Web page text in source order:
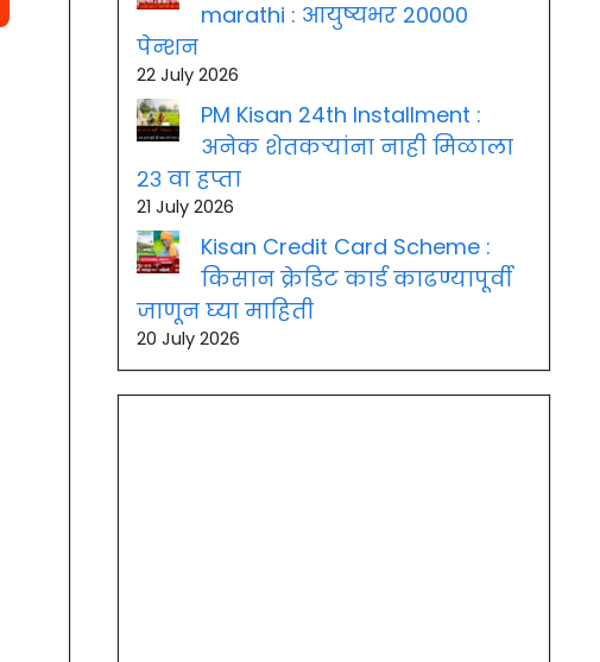
marathi : आयुष्यभर 20000
पेन्शन
22 July 2026
PM Kisan 24th Installment :
अनेक शेतकऱ्यांना नाही मिळाला
२३ वा हप्ता
21 July 2026
Kisan Credit Card Scheme :
किसान क्रेडिट कार्ड काढण्यापूर्वी
जाणून घ्या माहिती
20 July 2026